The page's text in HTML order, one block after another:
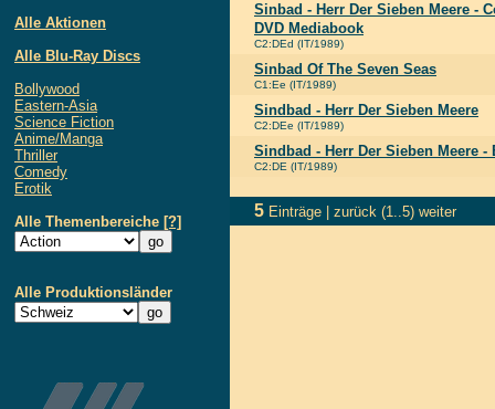
Alle Aktionen
Alle Blu-Ray Discs
Bollywood
Eastern-Asia
Science Fiction
Anime/Manga
Thriller
Comedy
Erotik
Alle Themenbereiche [?]
Alle Produktionsländer
Sinbad - Herr Der Sieben Meere -
DVD Mediabook
C2:DEd (IT/1989)
Sinbad Of The Seven Seas
C1:Ee (IT/1989)
Sindbad - Herr Der Sieben Meere
C2:DEe (IT/1989)
Sindbad - Herr Der Sieben Meere -
C2:DE (IT/1989)
5 Einträge | zurück (1..5) weiter